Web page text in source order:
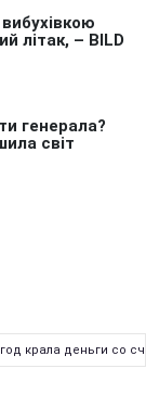
крала деньги со